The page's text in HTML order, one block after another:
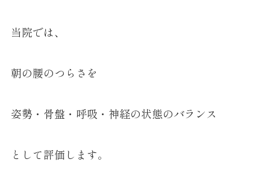
当院では、
朝の腰のつらさを
姿勢・骨盤・呼吸・神経の状態のバランス
として評価します。